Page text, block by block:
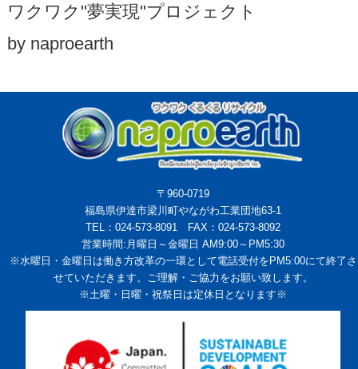
ワクワク"夢実現"プロジェクト
by naproearth
〒960-0719
福島県伊達市梁川町やながわ工業団地63-1
TEL：024-573-8091 FAX：024-573-8092
営業時間:月曜日～金曜日 AM9:00～PM5:30
※水曜日・金曜日は働き方改革の一環として電話受付をPM5:00にて終了さ
せていただきます。ご理解・ご協力をお願い致します。
※土曜・日曜・祝祭日は定休日となります※